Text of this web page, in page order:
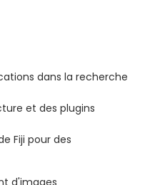
dans la recherche
et des plugins
Fiji pour des